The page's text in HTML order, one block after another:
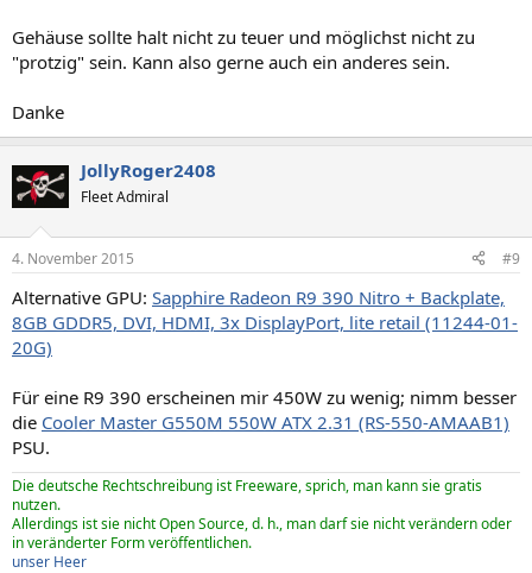
Gehäuse sollte halt nicht zu teuer und möglichst nicht zu
"protzig" sein. Kann also gerne auch ein anderes sein.
Danke
JollyRoger2408
Fleet Admiral
4. November 2015 #9
Alternative GPU: Sapphire Radeon R9 390 Nitro + Backplate,
8GB GDDR5, DVI, HDMI, 3x DisplayPort, lite retail (11244-01-
20G)
Für eine R9 390 erscheinen mir 450W zu wenig; nimm besser
die Cooler Master G550M 550W ATX 2.31 (RS-550-AMAAB1)
PSU.
Die deutsche Rechtschreibung ist Freeware, sprich, man kann sie gratis
nutzen.
Allerdings ist sie nicht Open Source, d. h., man darf sie nicht verändern oder
in veränderter Form veröffentlichen.
unser Heer